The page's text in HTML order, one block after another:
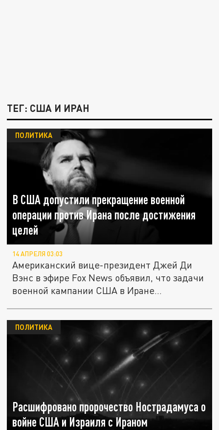
ТЕГ: США И ИРАН
В США допустили прекращение военной
операции против Ирана после достижения
целей
ПОЛИТИКА
14 АПРЕЛЯ 03:03
Американский вице-президент Джей Ди
Вэнс в эфире Fox News объявил, что задачи
военной кампании США в Иране...
Расшифровано пророчество Нострадамуса о
войне США и Израиля с Ираном
ПОЛИТИКА